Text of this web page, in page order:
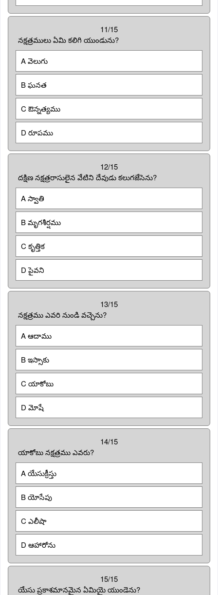
11/15
నక్షత్రములు ఏమి కలిగి యుండును?
A వెలుగు
B ఘనత
C ఔన్నత్యము
D రూపము
12/15
దక్షిణ నక్షత్రరాసులైన వేటిని దేవుడు కలుగజేసెను?
A స్వాతి
B మృగశీర్షము
C కృత్తిక
D పైవని
13/15
నక్షత్రము ఎవరి నుండి వచ్చెను?
A ఆదాము
B ఇస్సాకు
C యాకోబు
D మోషే
14/15
యాకోబు నక్షత్రము ఎవరు?
A యేసుక్రీస్తు
B యోసేపు
C ఎలీషా
D ఆహారోను
15/15
యేసు ప్రకాశమానమైన ఏమియై యుండెను?